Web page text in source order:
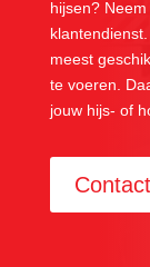
hijsen?
meest
te voeren.
jouw hijs- of